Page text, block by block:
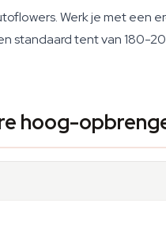
Werk je met
standaard tent van 180-
hoog-